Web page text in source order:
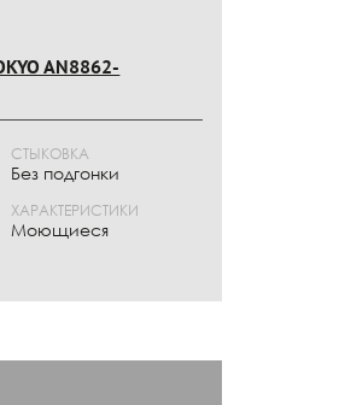
AN8862-
СТЫКОВКА
Без подгонки
ХАРАКТЕРИСТИКИ
Моющиеся